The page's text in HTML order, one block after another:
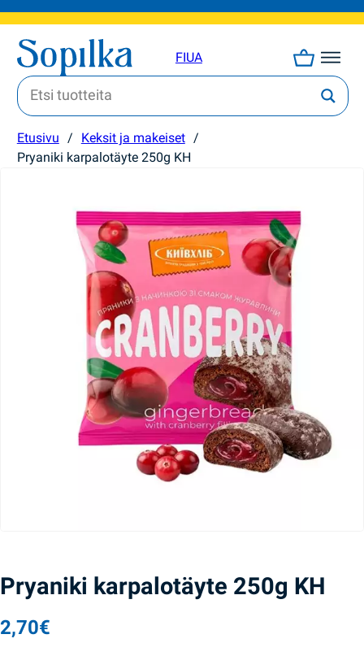
FIUA
Etusivu / Keksit ja makeiset /
Pryaniki karpalotäyte 250g KH
Pryaniki karpalotäyte 250g KH
2,70€